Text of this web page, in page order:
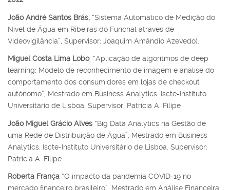
João André Santos Brás, “Sistema Automático de Medição do
Nível de Água em Ribeiras do Funchal através de
Videovigilância”, Supervisor: Joaquim Amândio Azevedo).
Miguel Costa Lima Lobo, “Aplicação de algoritmos de deep
learning: Modelo de reconhecimento de imagem e análise do
comportamento dos consumidores em lojas de checkout
autónomo”, Mestrado em Business Analytics. Iscte-Instituto
Universitário de Lisboa. Supervisor: Patrícia A. Filipe
João Miguel Grácio Alves “Big Data Analytics na Gestão de
uma Rede de Distribuição de Água”, Mestrado em Business
Analytics. Iscte-Instituto Universitário de Lisboa. Supervisor:
Patrícia A. Filipe
Roberta França “O impacto da pandemia COVID-19 no
mercado financeiro brasileiro”, Mestrado em Análise Financeira,